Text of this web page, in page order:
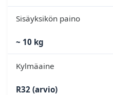
Sisäyksikön paino
~ 10 kg
Kylmäaine
R32 (arvio)